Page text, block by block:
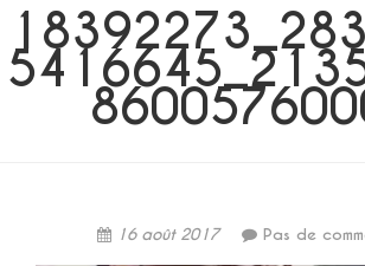
16 août 2017 Pas de